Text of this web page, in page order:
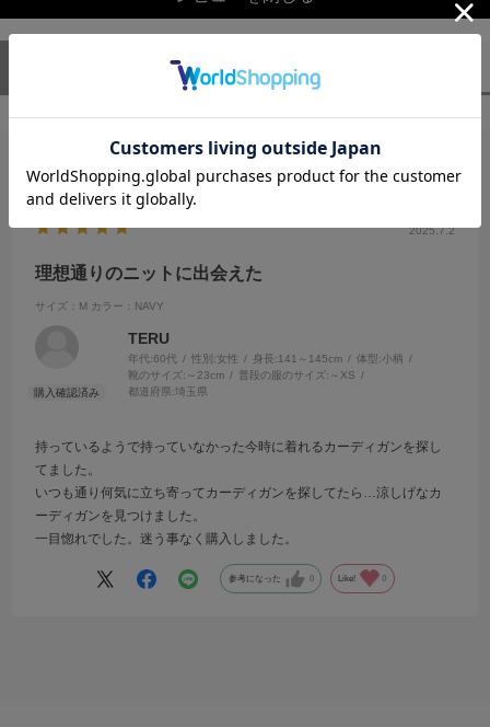
ユーザーレビュー（1） スタッフレビュー
絞り込み 表示：新しい順
2025.7.2
理想通りのニットに出会えた
サイズ：M カラー：NAVY
TERU
年代:60代 性別:女性 身長:141～145cm 体型:小柄
靴のサイズ: ～23cm 普段の服のサイズ: ～XS
都道府県:埼玉県
持っているようで持っていなかった今時に着れるカーディガンを探し
てました。
いつも通り何気に立ち寄ってカーディガンを探してたら…涼しげなカ
ーディガンを見つけました。
一目惚れでした。迷う事なく購入しました。
参考になった 0 Like! 0